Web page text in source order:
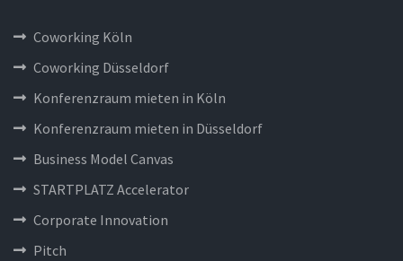
Coworking Köln
Coworking Düsseldorf
Konferenzraum mieten in Köln
Konferenzraum mieten in Düsseldorf
Business Model Canvas
STARTPLATZ Accelerator
Corporate Innovation
Pitch